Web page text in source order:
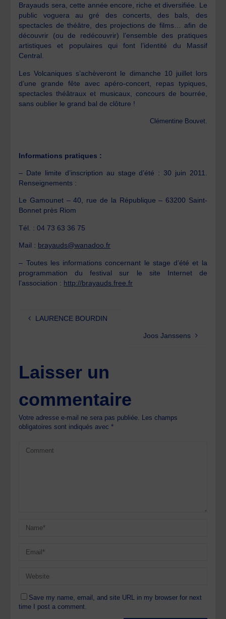
Brayauds sera, cette année encore, riche et diversifiée. Le
public voguera au gré des concerts, des bals, des
spectacles de théâtre, des projections de films… afin de
découvrir (ou de redécouvrir) l’ensemble des pratiques
artistiques et populaires qui font l’identité du Massif
Central.
Les Volcaniques s’achèveront le dimanche 10 juillet lors
d’une grande fête avec apéro-concert, repas typiques,
spectacles théâtraux et musicaux, concours de bourrée,
sans oublier le grand bal de clôture !
Clémentine Bouvet.
Informations pratiques :
– Date limite d’inscription au stage d’été : 30 juin 2011.
Renseignements :
Le Gamounet – 40, rue de la République – 63200 Saint-
Bonnet près Riom
Tél. : 04 73 63 36 75
Mail : brayauds@wanadoo.fr
– Toutes les informations concernant le stage d’été et la
programmation du festival sur le site Internet de
l’association : http://brayauds.free.fr
LAURENCE BOURDIN
Joos Janssens
Laisser un
commentaire
Votre adresse e-mail ne sera pas publiée. Les champs
obligatoires sont indiqués avec*
Save my name, email, and site URL in my browser for next
time I post a comment.